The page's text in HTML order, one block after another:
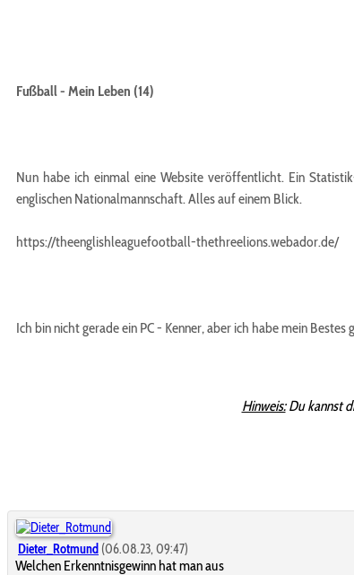
Fußball - Mein Leben (14)
Nun habe ich einmal eine Website veröffentlicht. Ein
englischen Nationalmannschaft. Alles auf einem Blick.
https://theenglishleaguefootball-thethreelions.webador.de/
Ich bin nicht gerade ein PC - Kenner, aber ich habe mein
Hinweis:Du kannst
Dieter_Rotmund (06.08.23, 09:47)
Welchen Erkenntnisgewinn hat man aus